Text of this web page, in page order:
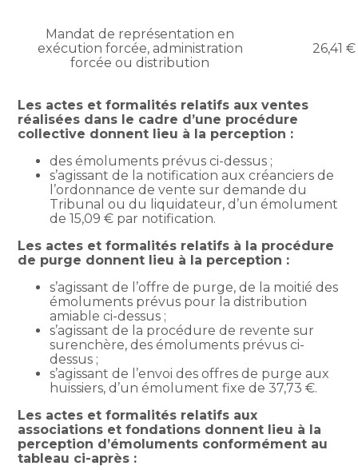
Mandat de représentation en
exécution forcée, administration
forcée ou distribution
26,41 €
Les actes et formalités relatifs aux ventes
réalisées dans le cadre d’une procédure
collective donnent lieu à la perception :
des émoluments prévus ci-dessus ;
s’agissant de la notification aux créanciers de
l’ordonnance de vente sur demande du
Tribunal ou du liquidateur, d’un émolument
de 15,09 € par notification.
Les actes et formalités relatifs à la procédure
de purge donnent lieu à la perception :
s’agissant de l’offre de purge, de la moitié des
émoluments prévus pour la distribution
amiable ci-dessus ;
s’agissant de la procédure de revente sur
surenchère, des émoluments prévus ci-
dessus ;
s’agissant de l’envoi des offres de purge aux
huissiers, d’un émolument fixe de 37,73 €.
Les actes et formalités relatifs aux
associations et fondations donnent lieu à la
perception d’émoluments conformément au
tableau ci-après :